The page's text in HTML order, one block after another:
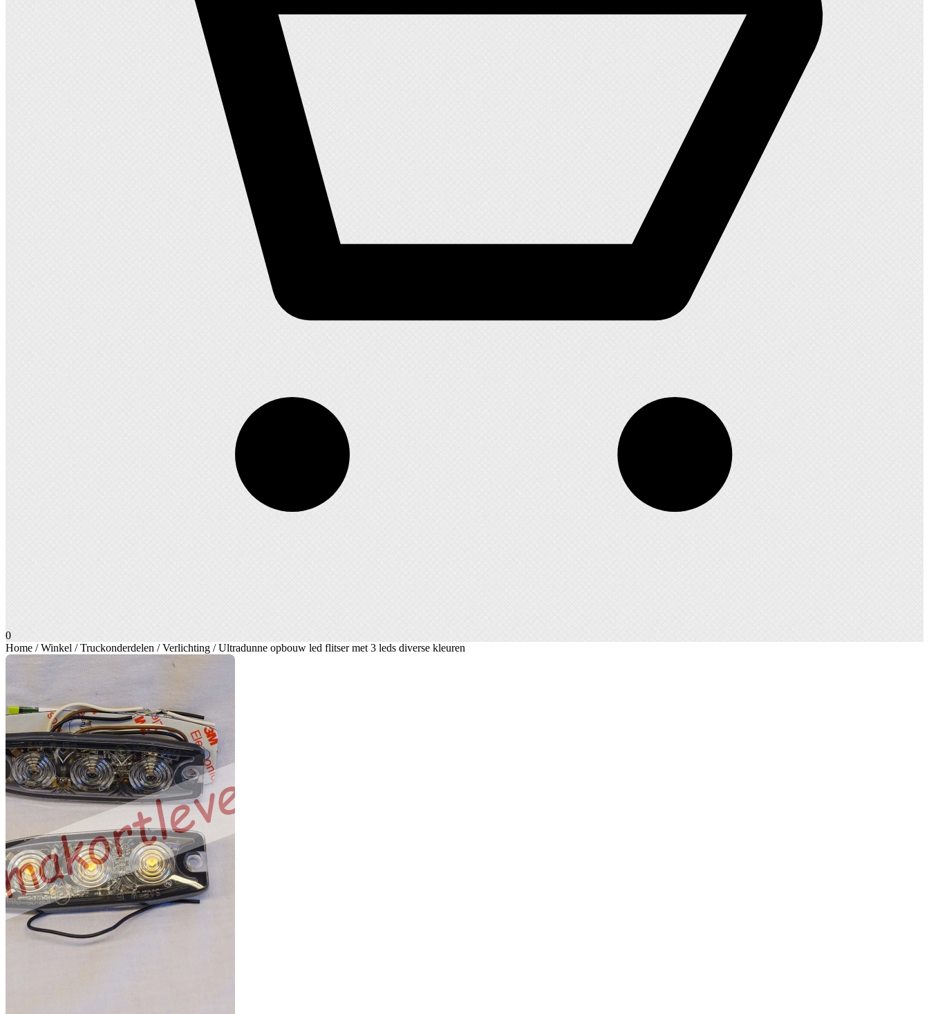
0
Home /Winkel /Truckonderdelen /Verlichting / Ultradunne opbouw led flitser met 3 leds diverse kleuren